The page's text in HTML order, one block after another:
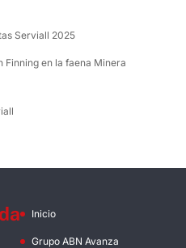
Serviall 2025
Finning en la faena Minera
Inicio
Grupo ABN Avanza